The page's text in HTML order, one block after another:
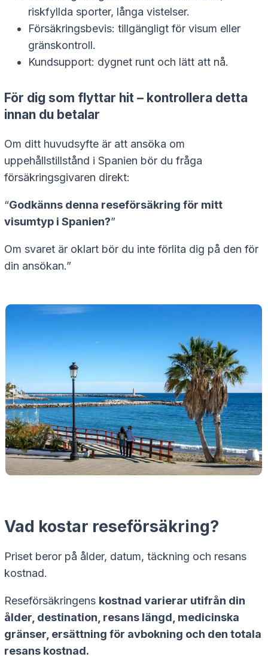
riskfyllda sporter, långa vistelser.
Försäkringsbevis: tillgängligt för visum eller
gränskontroll.
Kundsupport: dygnet runt och lätt att nå.
För dig som flyttar hit – kontrollera detta
innan du betalar
Om ditt huvudsyfte är att ansöka om
uppehållstillstånd i Spanien bör du fråga
försäkringsgivaren direkt:
“Godkänns denna reseförsäkring för mitt
visumtyp i Spanien?”
Om svaret är oklart bör du inte förlita dig på den för
din ansökan.”
Vad kostar reseförsäkring?
Priset beror på ålder, datum, täckning och resans
kostnad.
Reseförsäkringens kostnad varierar utifrån din
ålder, destination, resans längd, medicinska
gränser, ersättning för avbokning och den totala
resans kostnad.